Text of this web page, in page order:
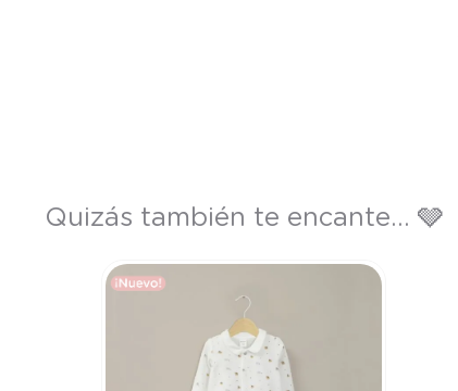
Quizás también te encante... 🩶